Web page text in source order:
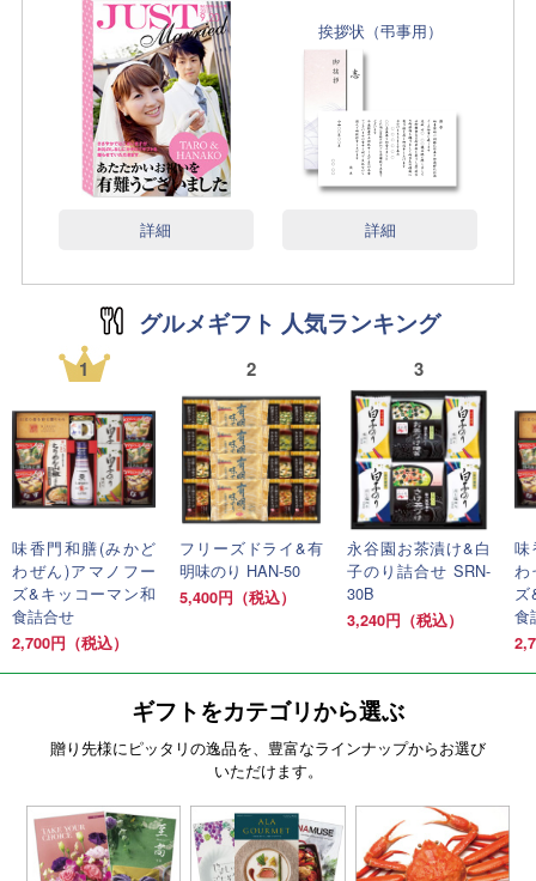
詳細
挨拶状（弔事用）
詳細
グルメギフト 人気ランキング
1
味香門和膳(みかど
わぜん)アマノフー
ズ&キッコーマン和
食詰合せ
2,700円（税込）
2
フリーズドライ&有
明味のり HAN-50
5,400円（税込）
3
永谷園お茶漬け&白
子のり詰合せ SRN-
30B
3,240円（税込）
味
わ
ズ
食
ギフトをカテゴリから選ぶ
贈り先様にピッタリの逸品を、豊富なラインナップからお選び
いただけます。